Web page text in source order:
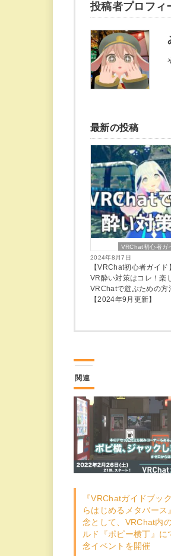
投稿者プロフィ
最新の投稿
VRChat初心者ガ
2024年8月7日
【VRChat初心者ガイド】
VR酔い対策はコレ！楽
VRChatで遊ぶための方
【2024年9月更新】
関連
『VRChatガイドブッ
らはじめるメタバース
念として、VRChat内
ルド『ポピー横丁』に
念イベントを開催